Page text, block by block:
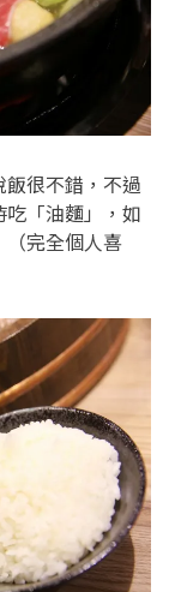
很不錯，不過
吃「油麵」，如
（完全個人喜